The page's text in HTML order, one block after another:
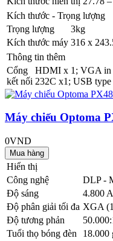
Kích thước - Trọng lượng
Trọng lượng
3kg
Kích thước máy 316 x
Thông tin thêm
Cổng
kết nối
HDMI x 1; VGA in
232C x1; USB
Máy chiếu Optoma
0VND
Hiển thị
Công nghệ
DLP -
Độ sáng
4.800
Độ phân giải tối đa XGA
Độ tương phản
Tuổi thọ bóng đèn
18.000